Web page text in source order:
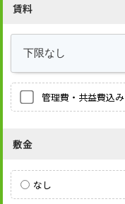
賃料
管理費・共益費込み
敷金
なし